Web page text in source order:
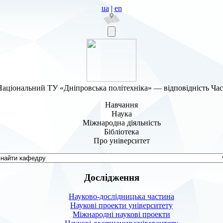
ua | en
ТУ «Дніпровська політехніка» — відповідність
Навчання
Наука
Міжнародна діяльність
Бібліотека
Про університет
Дослідження
Науково-дослідницька частина
Наукові проекти університету
Міжнародні наукові проекти